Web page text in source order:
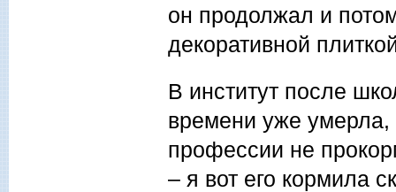
он продолжал и
декоративной
В институт после
времени уже умерла,
профессии не
– я вот его кормила